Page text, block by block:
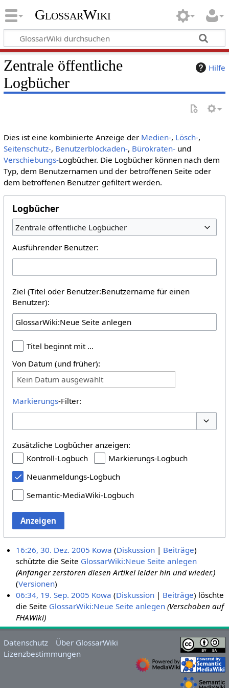
GlossarWiki
Hilfe
Zentrale öffentliche
Logbücher
Dies ist eine kombinierte Anzeige der Medien-, Lösch-,
Seitenschutz-, Benutzerblockaden-, Bürokraten-und
Verschiebungs-Logbücher. Die Logbücher können nach dem
Typ, dem Benutzernamen und der betroffenen Seite oder
dem betroffenen Benutzer gefiltert werden.
Logbücher
Zentrale öffentliche Logbücher
Ausführender Benutzer:
Ziel (Titel oder Benutzer:Benutzername für einen
Benutzer):
Titel beginnt mit …
Von Datum (und früher):
Kein Datum ausgewählt
Markierungs-Filter:
Zusätzliche Logbücher anzeigen:
Kontroll-Logbuch
Markierungs-Logbuch
Neuanmeldungs-Logbuch
Semantic-MediaWiki-Logbuch
Anzeigen
16:26, 30. Dez. 2005 Kowa Diskussion
Beiträge
schützte die Seite GlossarWiki:Neue Seite anlegen
(Anfänger zerstören diesen Artikel leider hin und wieder.)
(Versionen)
06:34, 19. Sep. 2005 Kowa Diskussion Beiträge löschte
die Seite GlossarWiki:Neue Seite anlegen (Verschoben auf
FHAWiki)
Datenschutz
Über GlossarWiki
Lizenzbestimmungen